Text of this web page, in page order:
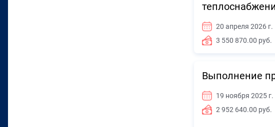
20 апреля 2026 г.
3 550 870.00 руб.
Выполнение
19 ноября 2025 г.
2 952 640.00 руб.